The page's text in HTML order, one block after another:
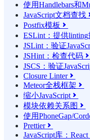
使用Handlebars和
JavaScript文档查找
Postfix模板 
ESLint：提供linting
JSLint：验证
JSHint：检查代码 
JSCS：验证
Closure Linter
Meteor全栈框架 
缩小JavaScript 
模块依赖关系图 
使用PhoneGap/
Prettier
JavaScript库：React